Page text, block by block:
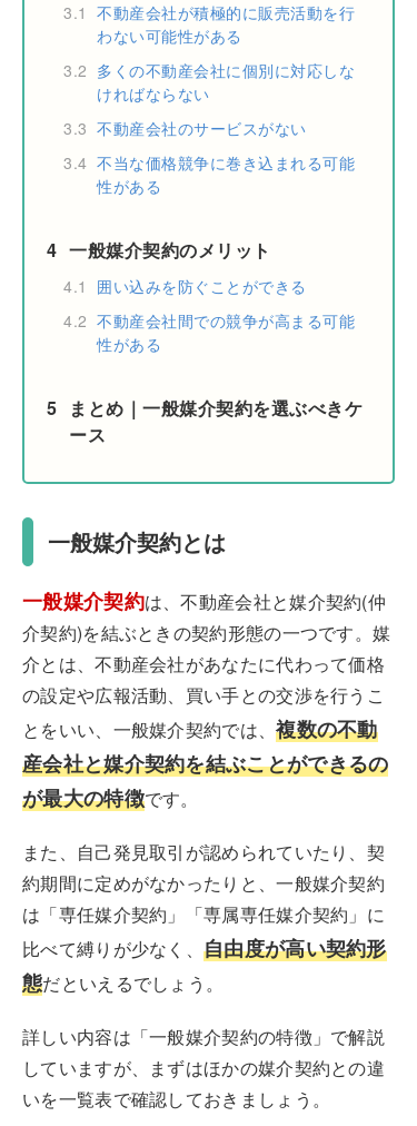
3.1 不動産会社が積極的に販売活動を行
わない可能性がある
3.2 多くの不動産会社に個別に対応しな
ければならない
3.3 不動産会社のサービスがない
3.4 不当な価格競争に巻き込まれる可能
性がある
4 一般媒介契約のメリット
4.1
囲い込みを防ぐことができる
4.2 不動産会社間での競争が高まる可能
性がある
5
まとめ｜一般媒介契約を選ぶべきケ
ース
一般媒介契約とは
一般媒介契約は、不動産会社と媒介契約(仲
介契約)を結ぶときの契約形態の一つです。媒
介とは、不動産会社があなたに代わって価格
の設定や広報活動、買い手との交渉を行うこ
とをいい、一般媒介契約では、複数の不動
産会社と媒介契約を結ぶことができるの
が最大の特徴です。
また、自己発見取引が認められていたり、契
約期間に定めがなかったりと、一般媒介契約
は「専任媒介契約」「専属専任媒介契約」に
比べて縛りが少なく、 自由度が高い契約形
態だといえるでしょう。
詳しい内容は「一般媒介契約の特徴」で解説
していますが、まずはほかの媒介契約との違
いを一覧表で確認しておきましょう。